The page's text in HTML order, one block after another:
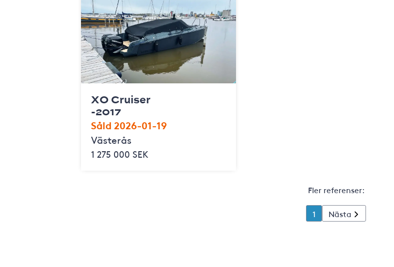
XO Cruiser
-2017
Såld 2026-01-19
Västerås
1 275 000 SEK
Fler referenser:
1 Nästa